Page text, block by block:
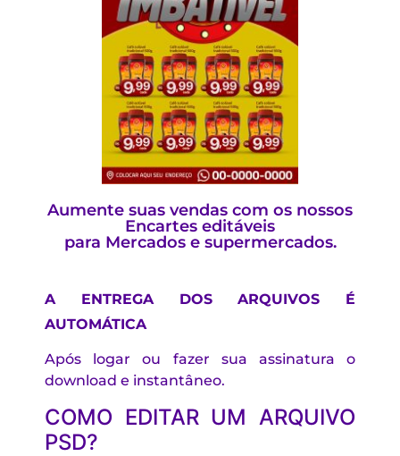
Aumente suas vendas com os nossos
Encartes editáveis
para Mercados e supermercados.
A ENTREGA DOS ARQUIVOS É
AUTOMÁTICA
Após logar ou fazer sua assinatura o
download e instantâneo.
COMO EDITAR UM ARQUIVO
PSD?